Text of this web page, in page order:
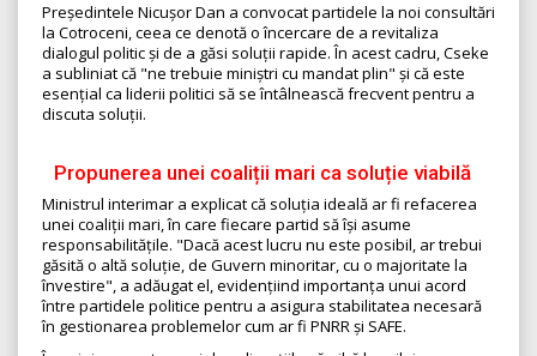
Președintele Nicușor Dan a convocat partidele la noi consultări
la Cotroceni, ceea ce denotă o încercare de a revitaliza
dialogul politic și de a găsi soluții rapide. În acest cadru, Cseke
a subliniat că "ne trebuie miniștri cu mandat plin" și că este
esențial ca liderii politici să se întâlnească frecvent pentru a
discuta soluții.
Propunerea unei coaliții mari ca soluție viabilă
Ministrul interimar a explicat că soluția ideală ar fi refacerea
unei coaliții mari, în care fiecare partid să își asume
responsabilitățile. "Dacă acest lucru nu este posibil, ar trebui
găsită o altă soluție, de Guvern minoritar, cu o majoritate la
învestire", a adăugat el, evidențiind importanța unui acord
între partidele politice pentru a asigura stabilitatea necesară
în gestionarea problemelor cum ar fi PNRR și SAFE.